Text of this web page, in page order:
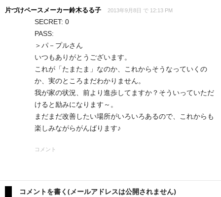
片づけペースメーカー鈴木るる子 2013年9月8日 で 12:13 PM
SECRET: 0
PASS:
＞パ－プルさん
いつもありがとうございます。
これが「たまたま」なのか、これからそうなっていくの
か、実のところまだわかりません。
我が家の状況、前より進歩してますか？そういっていただ
けると励みになります～。
まだまだ改善したい場所がいろいろあるので、これからも
楽しみながらがんばります♪
コメント
コメントを書く(メールアドレスは公開されません)